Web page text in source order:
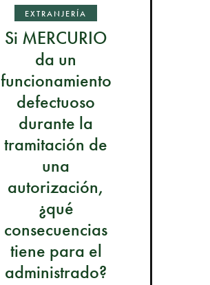
EXTRANJERÍA
Si MERCURIO
da un
funcionamiento
defectuoso
durante la
tramitación de
una
autorización,
¿qué
consecuencias
tiene para el
administrado?